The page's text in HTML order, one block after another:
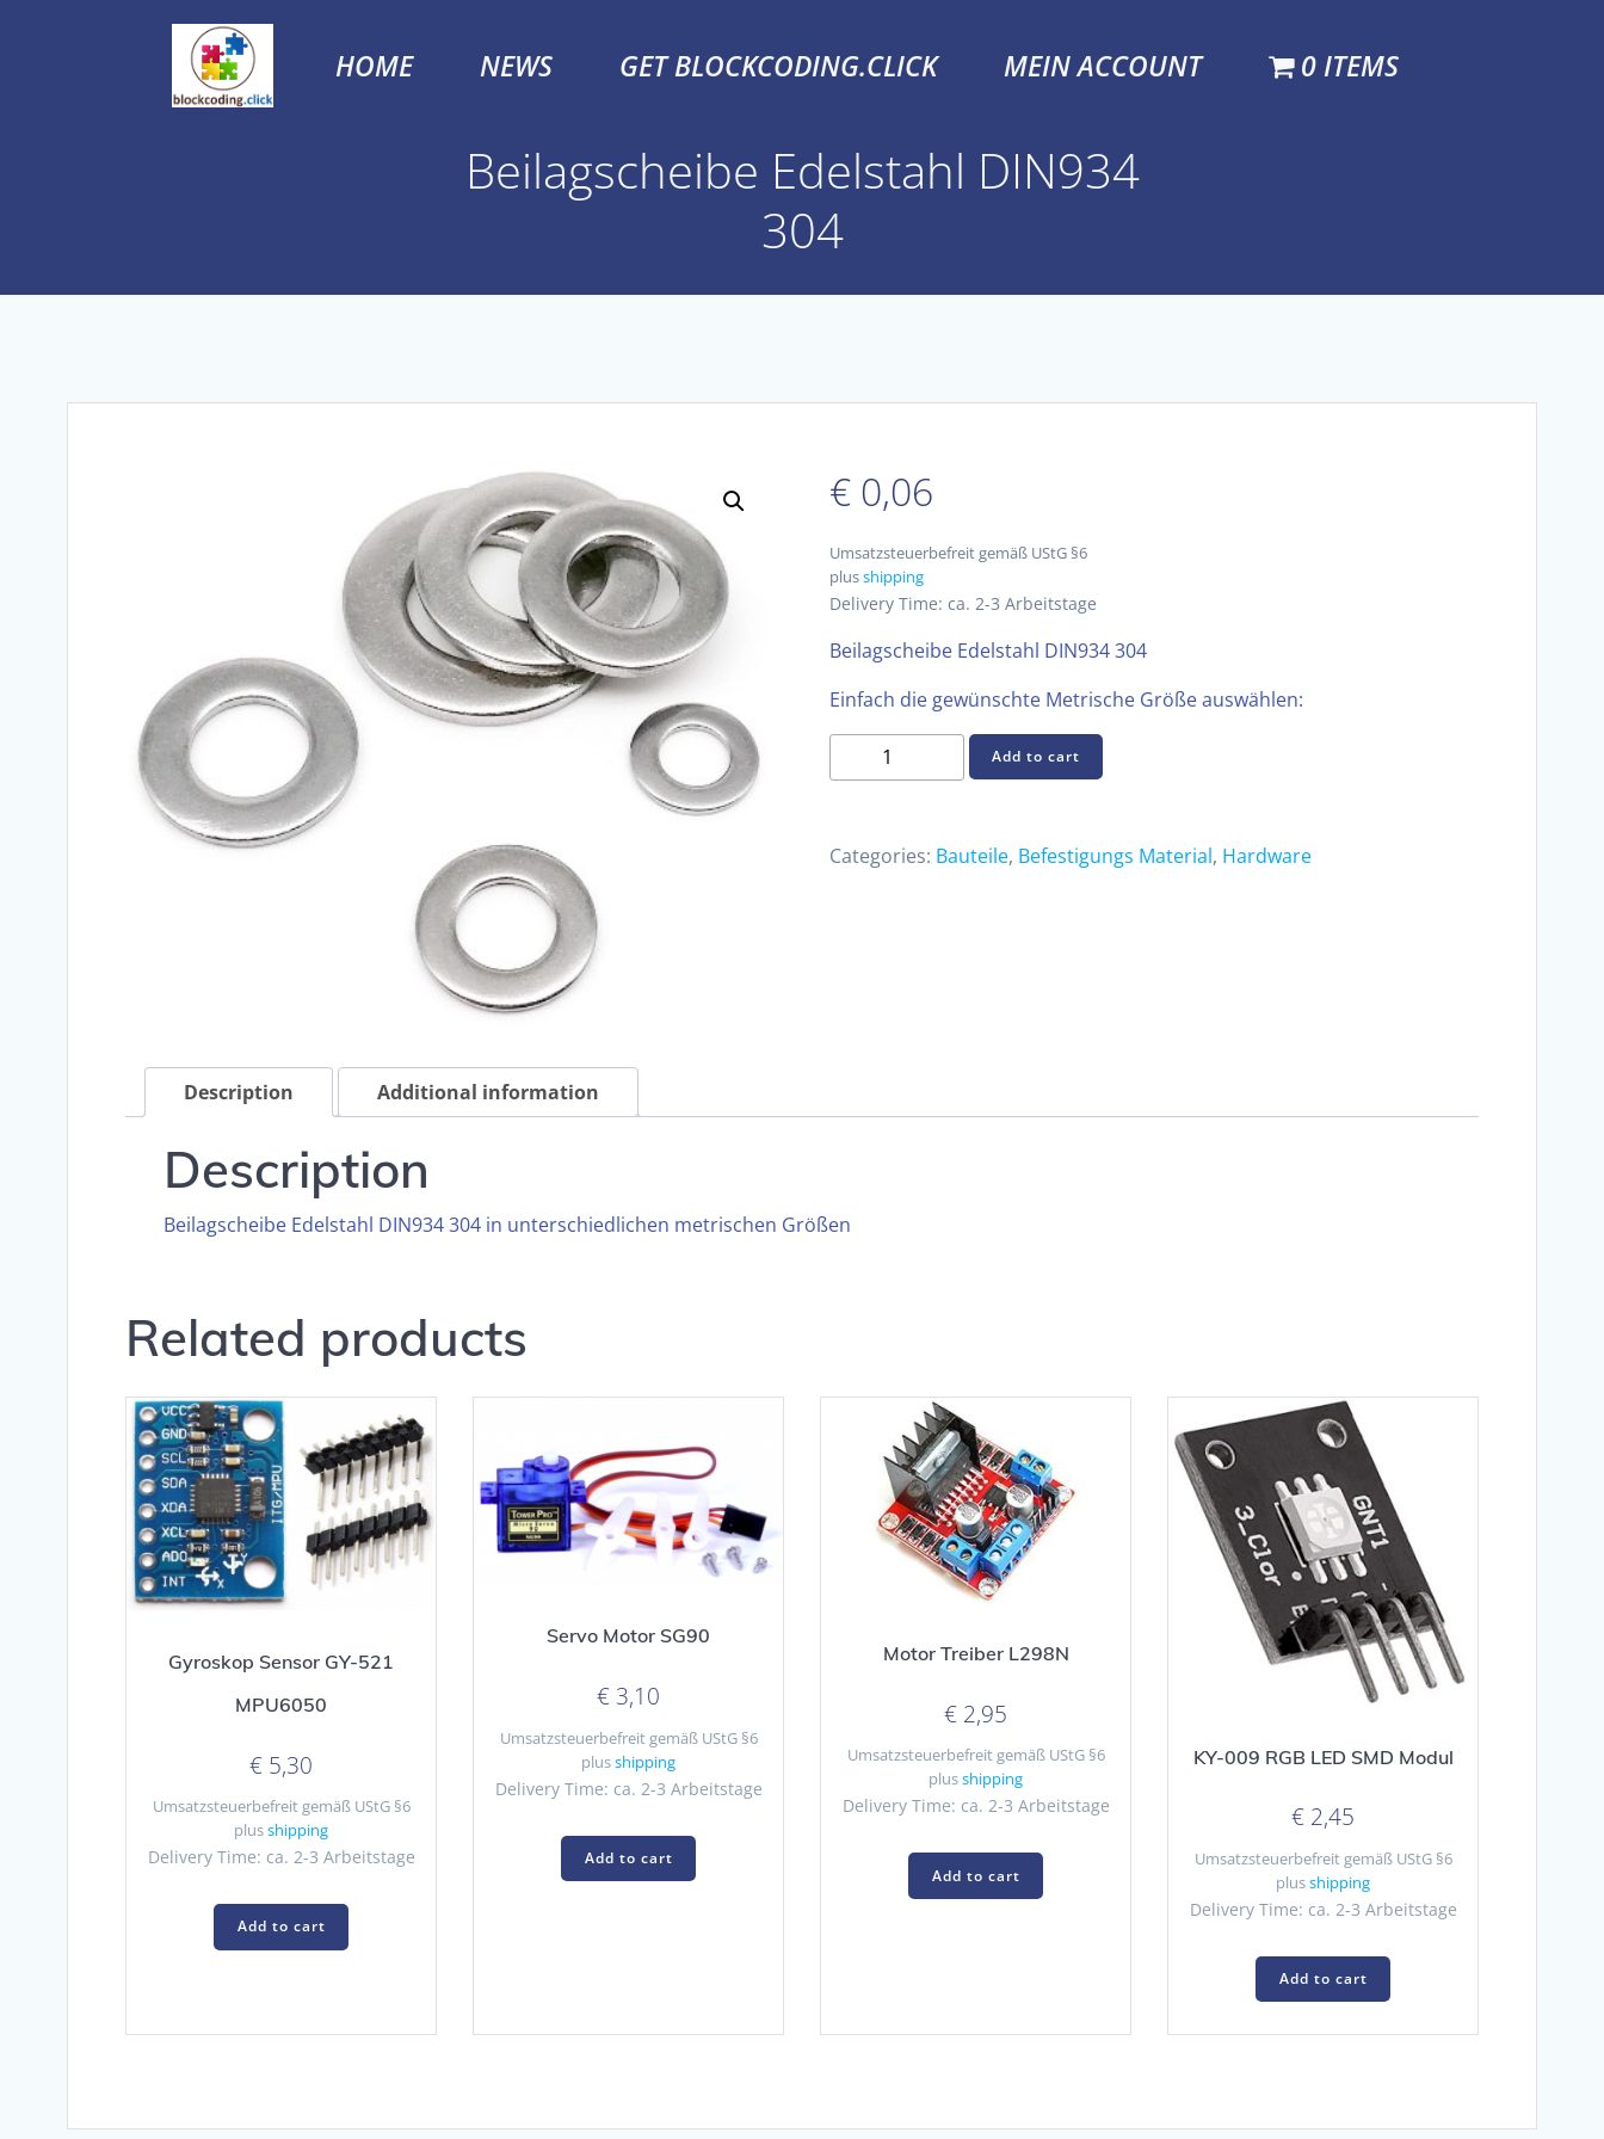
HOME NEWS GET BLOCKCODING.CLICK MEIN ACCOUNT 0 ITEMS
Beilagscheibe Edelstahl DIN934
304
€0,06
Umsatzsteuerbefreit gemäß UStG §6
plusshipping
Delivery Time: ca. 2-3 Arbeitstage
Beilagscheibe Edelstahl DIN934 304
Einfach die gewünschte Metrische Größe auswählen:
Beilagscheibe
Edelstahl
quantity
Add to cart
Categories: Bauteile, Befestigungs Material, Hardware
Description Additional information
Description
Beilagscheibe Edelstahl DIN934 304 in unterschiedlichen metrischen Größen
Related products
Gyroskop Sensor GY-521
MPU6050
€ 5,30
Umsatzsteuerbefreit gemäß UStG §6
plusshipping
Delivery Time: ca. 2-3 Arbeitstage
Add to cart
Servo Motor SG90
€ 3,10
Umsatzsteuerbefreit gemäß UStG §6
plusshipping
Delivery Time: ca. 2-3 Arbeitstage
Add to cart
Motor Treiber L298N
€ 2,95
Umsatzsteuerbefreit gemäß UStG §6
plusshipping
Delivery Time: ca. 2-3 Arbeitstage
Add to cart
KY-009 RGB LED SMD Modul
€ 2,45
Umsatzsteuerbefreit gemäß UStG §6
plusshipping
Delivery Time: ca. 2-3 Arbeitstage
Add to cart